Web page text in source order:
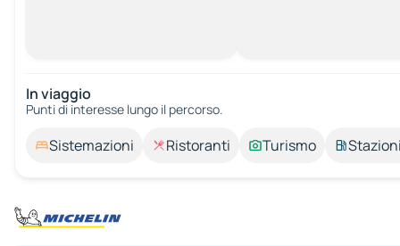
In viaggio
Punti di interesse lungo il percorso.
Sistemazioni Ristoranti Turismo